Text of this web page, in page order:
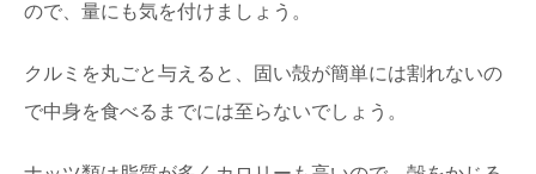
ので、量にも気を付けましょう。
クルミを丸ごと与えると、固い殻が簡単には割れないの
で中身を食べるまでには至らないでしょう。